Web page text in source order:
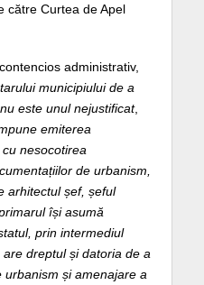
către Curtea de Apel
administrativ,
municipiului de a
este unul nejustificat,
emiterea
nesocotirea
de urbanism,
arhitectul șef, șeful
își asumă
prin intermediul
dreptul și datoria de a
și amenajare a